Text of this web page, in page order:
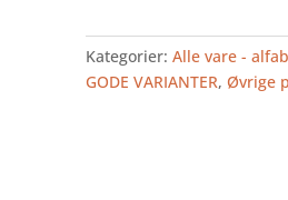
TYSKLAND
-
HURRAFLAG
Kategorier:Alle vare -
GODE VARIANTER,Øvrige